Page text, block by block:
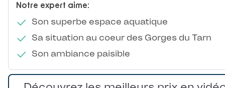
Notre expert aime:
Son superbe espace aquatique
Sa situation au coeur des Gorges du Tarn
Son ambiance paisible